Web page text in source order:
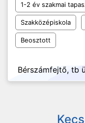
1-2 év szakmai
Szakközépiskola
Beosztott
Bérszámfejtő, tb